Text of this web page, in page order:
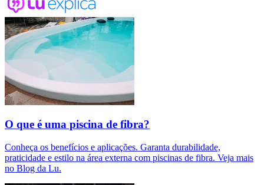
O que é uma piscina de fibra?
Conheça os benefícios e aplicações. Garanta durabilidade,
praticidade e estilo na área externa com piscinas de fibra. Veja mais
no Blog da Lu.